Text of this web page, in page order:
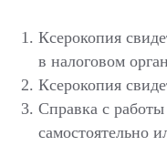
Ксерокопия
в налоговом
Ксерокопия
Справка с
самостоятельно